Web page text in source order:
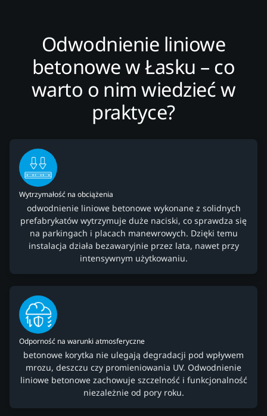
Odwodnienie liniowe
betonowe w Łasku – co
warto o nim wiedzieć w
praktyce?
Wytrzymałość na obciążenia
odwodnienie liniowe betonowe wykonane z solidnych
prefabrykatów wytrzymuje duże naciski, co sprawdza się
na parkingach i placach manewrowych. Dzięki temu
instalacja działa bezawaryjnie przez lata, nawet przy
intensywnym użytkowaniu.
Odporność na warunki atmosferyczne
betonowe korytka nie ulegają degradacji pod wpływem
mrozu, deszczu czy promieniowania UV. Odwodnienie
liniowe betonowe zachowuje szczelność i funkcjonalność
niezależnie od pory roku.